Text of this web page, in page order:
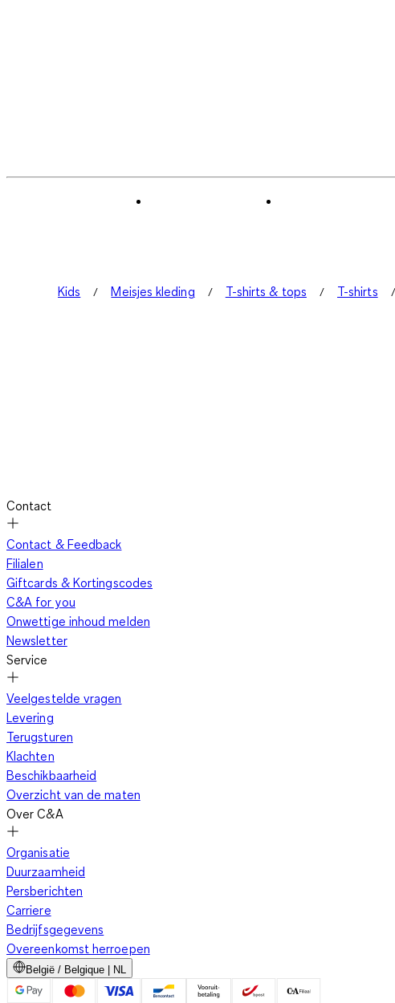
Kids Meisjes kleding T-shirts & tops T-shirts
Contact
Contact & Feedback
Filialen
Giftcards & Kortingscodes
C&A for you
Onwettige inhoud melden
Newsletter
Service
Veelgestelde vragen
Levering
Terugsturen
Klachten
Beschikbaarheid
Overzicht van de maten
Over C&A
Organisatie
Duurzaamheid
Persberichten
Carriere
Bedrijfsgegevens
Overeenkomst herroepen
België / Belgique | NL